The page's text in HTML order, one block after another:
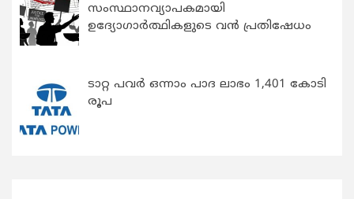
സംസ്ഥാനവ്യാപകമായി
ഉദ്യോഗാര്‍ത്ഥികളുടെ വന്‍ പ്രതിഷേധം
ടാറ്റ പവർ ഒന്നാം പാദ ലാഭം 1,401 കോടി
രൂപ